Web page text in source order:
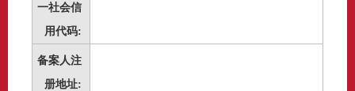
一社会信
用代码:
备案人注
册地址: